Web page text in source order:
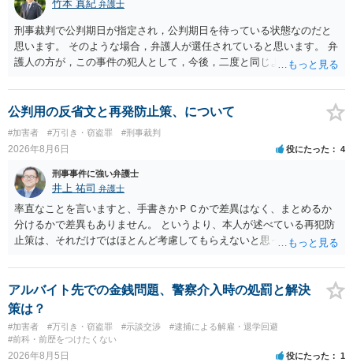
竹本 真紀 弁護士
刑事裁判で公判期日が指定され，公判期日を待っている状態なのだと
思います。 そのような場合，弁護人が選任されていると思います。 弁
護人の方が，この事件の犯人として，今後，二度と同じような犯罪を
いかアドバイスしてくれると思います。そして，書いた内容は，被告
人質問などで活用されることになると思います。 裁判のためだけに記
録するわけではないかもしれませんが，「裁判において証拠として利
用できる可能性があれば」と考えているのであれば，本件について証
拠も見て内容を把握している，弁護人の方と相談して書く内容を打ち
合わせて進めるのが，裁判の観点では一番効果的だと思います。 適応
障害で窃盗罪ということであれば，責任能力に影響する話ではなく情
状に関しての話になると思いますので，弁護人の方と相談してみまし
ょう。
公判用の反省文と再発防止策、について
#加害者 #万引き・窃盗罪 #刑事裁判
2026年8月6日 役にたった 4
刑事事件に強い弁護士
井上 祐司 弁護士
率直なことを言いますと、手書きかＰＣかで差異はなく、まとめるか
分けるかで差異もありません。 というより、本人が述べている再犯防
止策は、それだけではほとんど考慮してもらえないと思った方が良い
やカウンセリング・治療の内容 ・利用している再犯防止策（例えば保
護観察所と連携した職業支援の内容や具体的な就労・監督状況） ・監
督者の証言 など、証拠で担保された客観性と実現可能性があるもので
なければあまり意味がありません。 もともと執行猶予が狙える事案で
あれば本人の反省の言葉だけで十分であり、実刑となるか微妙な事案
では、本人が再発防止策をいくら述べてもほとんど効果は望めないと
アルバイト先での金銭問題、警察介入時の処罰と解決
策は？
#加害者 #万引き・窃盗罪 #示談交渉
#逮捕による解雇・退学回避
#前科・前歴をつけたくない
2026年8月5日 役にたった 1